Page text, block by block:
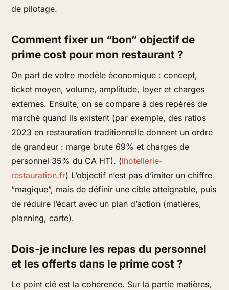
de pilotage.
Comment fixer un “bon” objectif de
prime cost pour mon restaurant ?
On part de votre modèle économique : concept,
ticket moyen, volume, amplitude, loyer et charges
externes. Ensuite, on se compare à des repères de
marché quand ils existent (par exemple, des ratios
2023 en restauration traditionnelle donnent un ordre
de grandeur : marge brute 69% et charges de
personnel 35% du CA HT). (lhotellerie-
restauration.fr) L’objectif n’est pas d’imiter un chiffre
“magique”, mais de définir une cible atteignable, puis
de réduire l’écart avec un plan d’action (matières,
planning, carte).
Dois-je inclure les repas du personnel
et les offerts dans le prime cost ?
Le point clé est la cohérence. Sur la partie matières,